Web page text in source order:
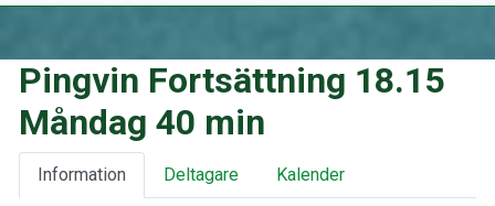
Pingvin Fortsättning 18.15
Måndag 40 min
Information Deltagare Kalender